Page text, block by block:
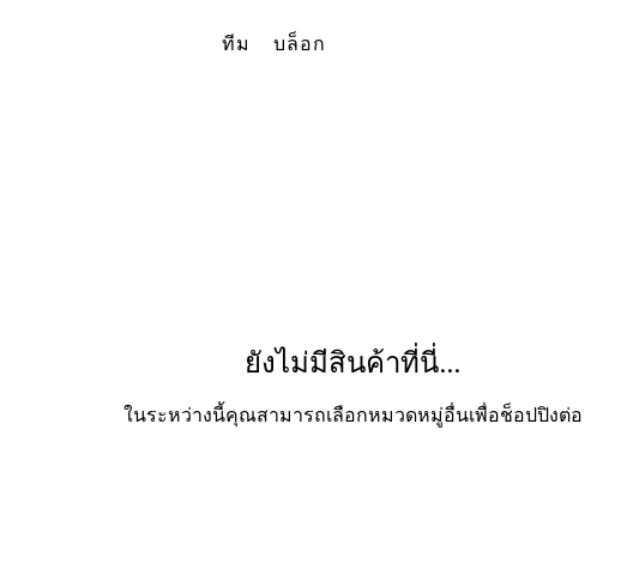
ทีม บล็อก
ยังไม่มีสินค้าที่นี่...
ในระหว่างนี้คุณสามารถเลือกหมวดหมู่อื่นเพื่อช็อปปิงต่อ